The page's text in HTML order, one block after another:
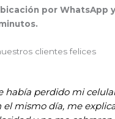
por WhatsApp
clientes felices
había perdido mi
el mismo día, me